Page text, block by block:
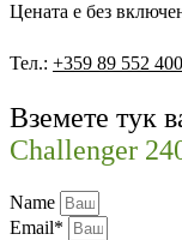
Цената е без
Тел.: +359 89 552
Вземете тук
Challenger
Name
Email*